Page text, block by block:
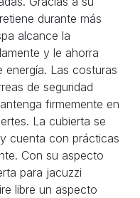
durante más
alcance la
y le ahorra
Las costuras
de seguridad
firmemente en
La cubierta se
cuenta con prácticas
Con su aspecto
para jacuzzi
libre un aspecto